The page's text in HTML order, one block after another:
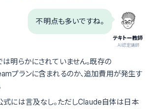
テキトー教師
.AI認定講師
不明点も多いですね。
明らかにされていません。既存の
プランに含まれるのか、追加費用が発生す
式には言及なし。ただしClaude自体は日本